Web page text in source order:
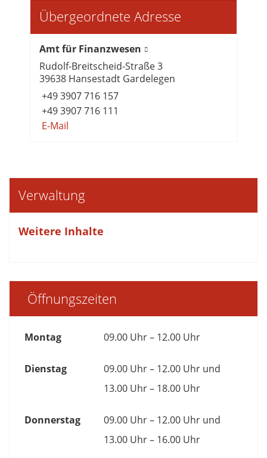
Übergeordnete Adresse
Amt für Finanzwesen
Rudolf-Breitscheid-Straße 3
39638 Hansestadt Gardelegen
+49 3907 716 157
+49 3907 716 111
E-Mail
Verwaltung
Weitere Inhalte
Öffnungszeiten
Montag 09.00 Uhr – 12.00 Uhr
Dienstag
09.00 Uhr – 12.00 Uhr und
13.00 Uhr – 18.00 Uhr
Donnerstag
09.00 Uhr – 12.00 Uhr und
13.00 Uhr – 16.00 Uhr